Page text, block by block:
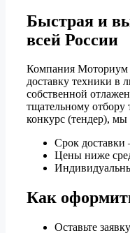
Быстрая и
всей России
Компания Моториум
доставку техники в
собственной
тщательному отбору
конкурс (тендер), мы
Срок
Цены ниже
Как
Оставьте